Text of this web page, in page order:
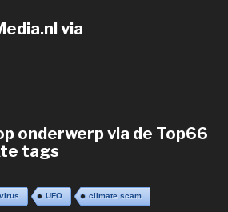
via
onderwerp via de Top66
tags
UFO climate scam